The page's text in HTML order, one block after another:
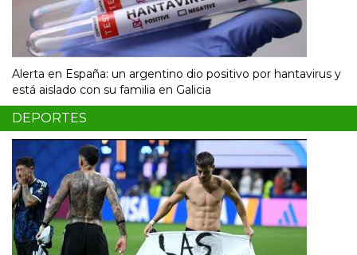
Alerta en España: un argentino dio positivo por hantavirus y
está aislado con su familia en Galicia
DEPORTES